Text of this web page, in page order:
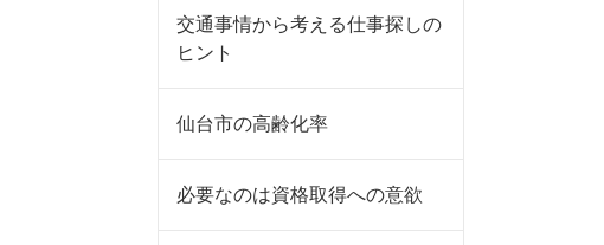
交通事情から考える仕事探しの
ヒント
仙台市の高齢化率
必要なのは資格取得への意欲